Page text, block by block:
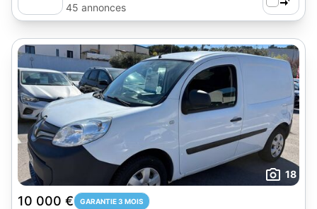
45 annonces
18
10 000 € GARANTIE 3 MOIS